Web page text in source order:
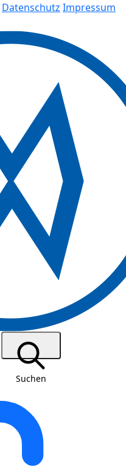
Datenschutz Impressum
Suchen